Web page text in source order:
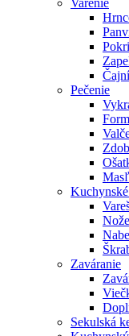
Varenie
Pečenie
Zaváranie
Sekulská